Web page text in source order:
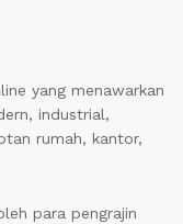
yang menawarkan
industrial,
rumah, kantor,
para pengrajin